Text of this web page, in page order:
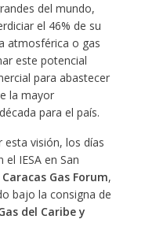
del mundo,
el 46% de su
atmosférica o gas
este potencial
para abastecer
la mayor
para el país.
visión, los días
IESA en San
Gas Forum,
bajo la consigna de
del Caribe y